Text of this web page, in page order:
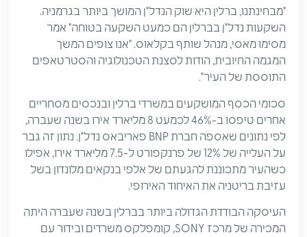
"מבחינתנו, ברלין היא שוק הנדל"ן המושך ביותר בגרמניה.
השקעות נדל"ן בברלין הם כמעט השקעה בטוחה" אמר
מסימו מאסי, מנהל שותף בקלאוס. "אנו צופים המשך
המגמה החיובית, הודות לסצנת הטכנולוגיה והסטרטאפים
התוססת של העיר".
סכומי הכסף המושקעים במשרדי ברלין ובנכסים מסחריים
אחרים טיפסו ב-46% לכמעט 8 מליארד אירו בשנה שעברה,
לפי נתונים שאספה חברת BNP פאריבאס נדל"ן. נתון זה גבר
על העלייה של 12% של פרנקפורט ל-7.5 מליארד אירו, אפילו
כשהעיר מתכוננת להגעתם של אלפי בנקאים מלונדון בשל
עזיבת בריטניה את האיחוד האירופי.
העיסקה הבודדת הגדולה ביותר בברלין בשנה שעברה היתה
המכירה של מרכז SONY, קומפלקס משרדים ובידור עם